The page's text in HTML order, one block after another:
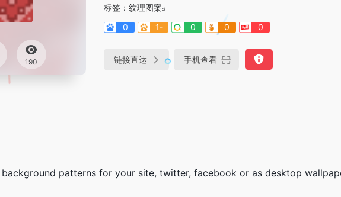
190
标签： 纹理图案
0
1- 0 0 0
链接直达 手机查看
background patterns for your site, twitter, facebook or as desktop